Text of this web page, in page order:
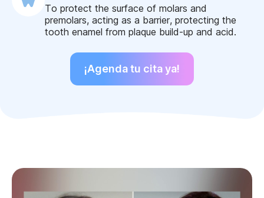
To protect the surface of molars and
premolars, acting as a barrier, protecting the
tooth enamel from plaque build-up and acid.
¡Agenda tu cita ya!